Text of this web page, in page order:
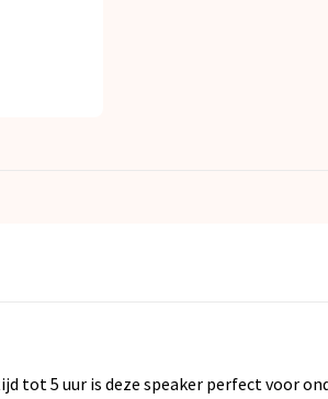
tot 5 uur is deze speaker perfect voor